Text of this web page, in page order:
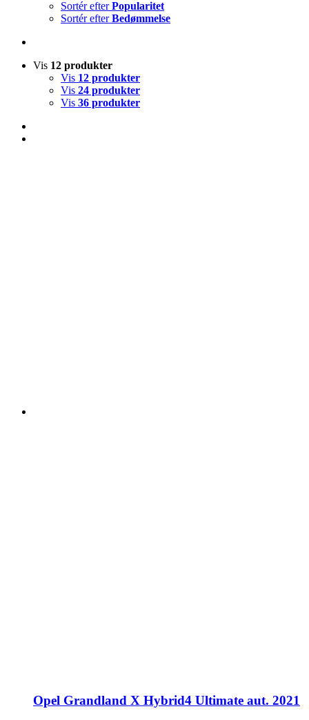
Sortér efterPopularitet
Sortér efterBedømmelse
Vis 12 produkter
Vis 12 produkter
Vis 24 produkter
Vis 36 produkter
Opel Grandland X Hybrid4 Ultimate aut. 2021